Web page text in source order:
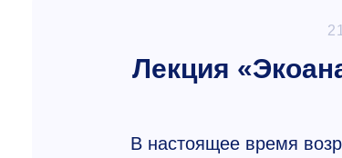
Лекция
В настоящее время